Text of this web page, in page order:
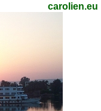
carolien.eu